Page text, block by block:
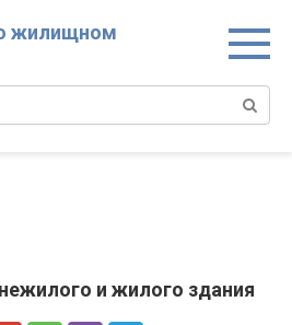
жилищном
и жилого здания